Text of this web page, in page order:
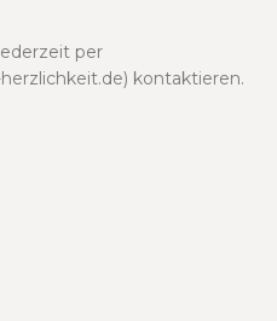
per
kontaktieren.